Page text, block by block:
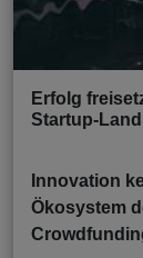
Erfolg
Startup-
Innovation
Ökosystem